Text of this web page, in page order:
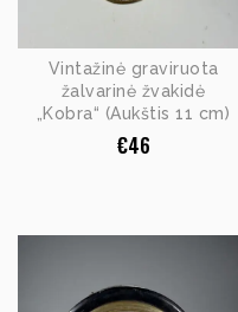
Vintažinė graviruota
žalvarinė žvakidė
„Kobra“ (Aukštis 11 cm)
€46